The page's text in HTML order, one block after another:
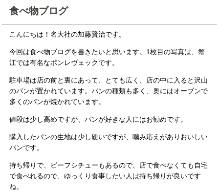
食べ物ブログ
こんにちは！名大社の加藤賢治です。
今回は食べ物ブログを書きたいと思います。1枚目の写真は、蟹
江では有名なポンレヴェックです。
駐車場は店の前と裏にあって、とても広く、店の中に入ると沢山
のパンが置かれています。パンの種類も多く、奥にはオーブンで
多くのパンが焼かれています。
値段は少し高めですが、パンが好きな人にはお勧めです。
購入したパンの生地は少し硬いですが、噛み応えがありおいしい
パンです。
持ち帰りで、ビーフシチューもあるので、店で食べなくても自宅
で食べれるので、ゆっくり食事したい人は持ち帰りが良いです
ね。